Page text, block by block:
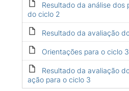
Resultado da análise dos
do ciclo 2
Resultado da avaliação
Orientações para o ciclo 3
Resultado da avaliação
ação para o ciclo 3